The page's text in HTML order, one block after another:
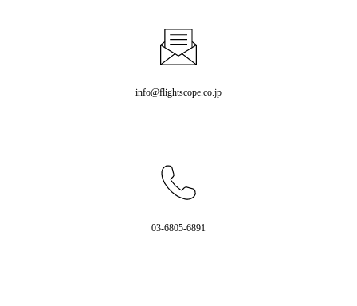
info@flightscope.co.jp
03-6805-6891